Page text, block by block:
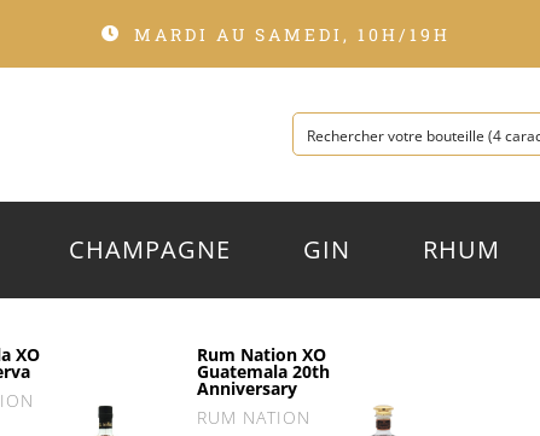
MARDI AU SAMEDI, 10H/19H
CHAMPAGNE GIN RHUM
XO Rum Nation XO
Guatemala 20th
Anniversary
RUM NATION